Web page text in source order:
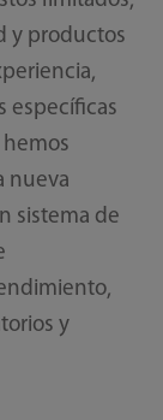
y productos
específicas
nueva
sistema de
y